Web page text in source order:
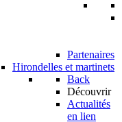
Partenaires
Hirondelles et martinets
Back
Découvrir
Actualités
en lien